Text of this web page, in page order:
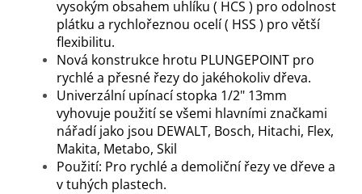
vysokým obsahem uhlíku ( HCS ) pro odolnost
plátku a rychlořeznou ocelí ( HSS ) pro větší
flexibilitu.
Nová konstrukce hrotu PLUNGEPOINT pro
rychlé a přesné řezy do jakéhokoliv dřeva.
Univerzální upínací stopka 1/2" 13mm
vyhovuje použití se všemi hlavními značkami
nářadí jako jsou DEWALT, Bosch, Hitachi, Flex,
Makita, Metabo, Skil
Použití: Pro rychlé a demoliční řezy ve dřeve a
v tuhých plastech.